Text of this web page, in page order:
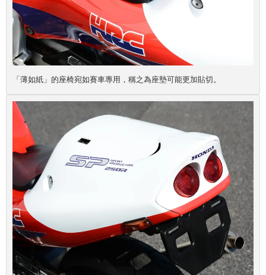
「薄如紙」的座椅宛如賽車專用，稱之為座墊可能更加貼切。